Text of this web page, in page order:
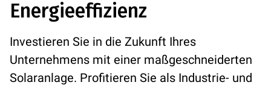
Energieeffizienz
Investieren Sie in die Zukunft Ihres
Unternehmens mit einer maßgeschneiderten
Solaranlage. Profitieren Sie als Industrie- und